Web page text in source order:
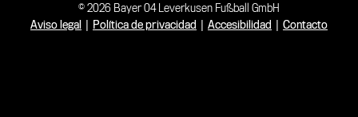
© 2026 Bayer 04 Leverkusen Fußball GmbH
Aviso legal
Política de privacidad Accesibilidad Contacto